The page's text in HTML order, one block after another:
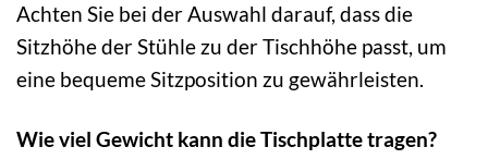
Achten Sie bei der Auswahl darauf, dass die
Sitzhöhe der Stühle zu der Tischhöhe passt, um
eine bequeme Sitzposition zu gewährleisten.
Wie viel Gewicht kann die Tischplatte tragen?